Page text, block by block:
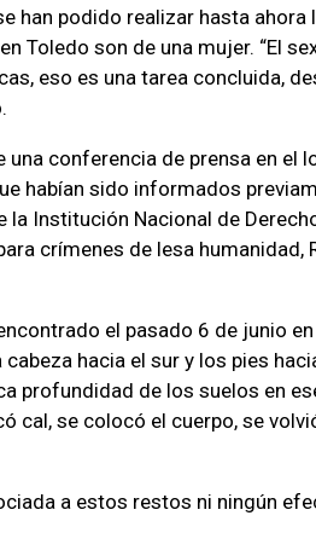
han podido realizar hasta
Toledo son de una mujer. “El
eso es una tarea concluida,
conferencia de prensa en el
habían sido informados
Institución Nacional de
crímenes de lesa humanidad,
el pasado 6 de junio
hacia el sur y los pies
profundidad de los suelos en
cal, se colocó el cuerpo, se
a estos restos ni ningún